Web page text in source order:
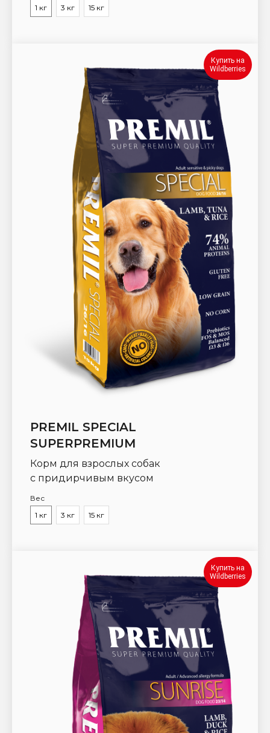
1 кг 3 кг 15 кг
Купить на
Wildberries
PREMIL SPECIAL
SUPERPREMIUM
Корм для взрослых собак
с придирчивым вкусом
Вес
1 кг
3 кг 15 кг
Купить на
Wildberries